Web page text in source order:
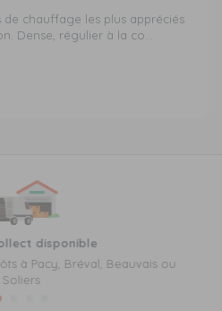
chauffage les plus appréciés
Dense, régulier à la co...
disponible
à Pacy, Bréval, Beauvais ou
Soliers